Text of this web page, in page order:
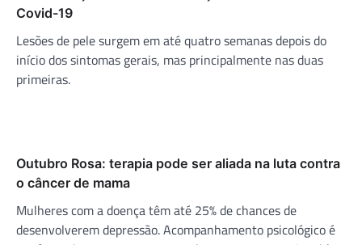
Covid-19
Lesões de pele surgem em até quatro semanas depois do
início dos sintomas gerais, mas principalmente nas duas
primeiras.
Outubro Rosa: terapia pode ser aliada na luta contra
o câncer de mama
Mulheres com a doença têm até 25% de chances de
desenvolverem depressão. Acompanhamento psicológico é